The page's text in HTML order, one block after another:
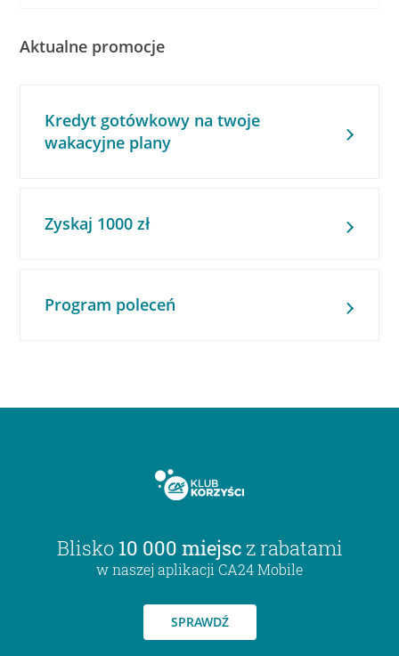
Aktualne promocje
Kredyt gotówkowy na twoje
wakacyjne plany
Zyskaj 1000 zł
Program poleceń
Blisko 10 000 miejsc z rabatami
w naszej aplikacji CA24 Mobile
SPRAWDŹ